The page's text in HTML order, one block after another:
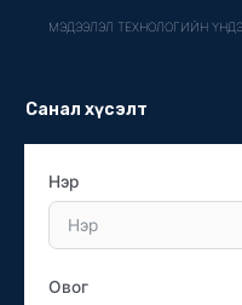
МЭДЭЭЛЭЛ ТЕХНОЛОГИЙН
Санал хүсэлт
Нэр
Овог